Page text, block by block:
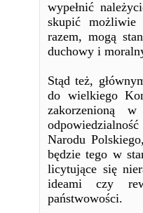
wypełnić
skupić możliwie
razem, mogą
duchowy i
Stąd też,
do wielkiego
zakorzenioną
Narodu
będzie tego w
licytujące się
ideami czy
państwowości.